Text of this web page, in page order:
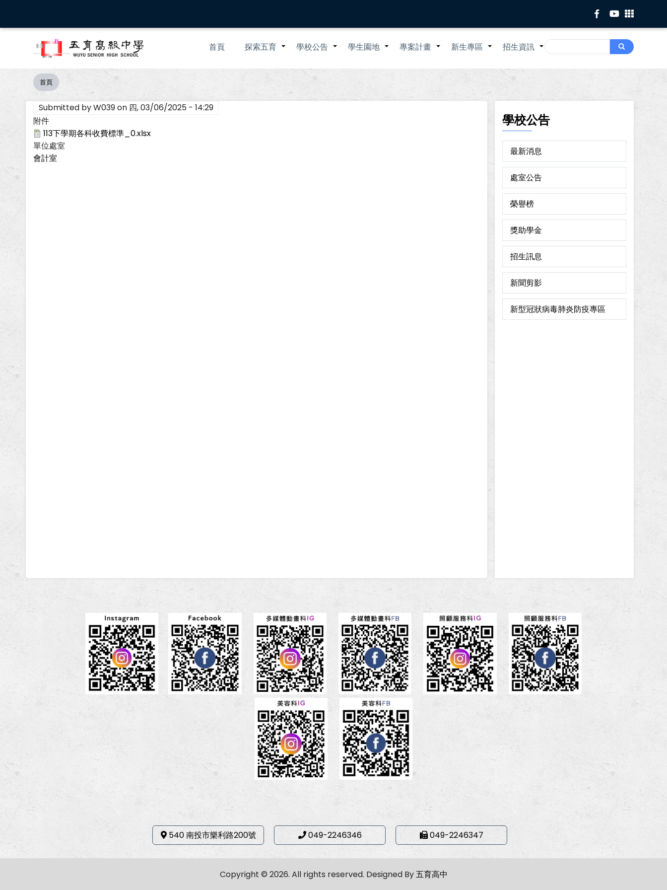
主
Search
Search
Main
navigation
首頁 +
探索五育 +
學校公告 +
學生園地 +
專案計畫 +
新生專區 +
招生資訊
導
航
連
結
首頁
Submitted byW039on 四, 03/06/2025 - 14:29
附件
113下學期各科收費標準_0.xlsx
單位處室
會計室
學校公告
最新消息
處室公告
榮譽榜
獎助學金
招生訊息
新聞剪影
新型冠狀病毒肺炎防疫專區
540 南投市樂利路200號 049-2246346 049-2246347
Copyright © 2026. All rights reserved. Designed By五育高中